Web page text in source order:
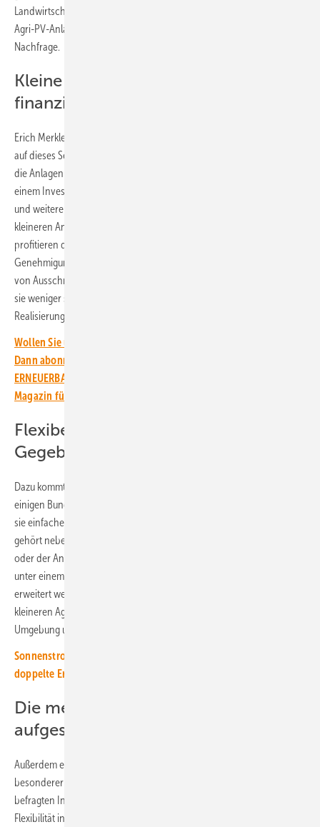
Landwirtschaft zeigten. Dabei standen besonders hofnahe, kleine
Agri-PV-Anlagen bis ein Megawatt Leistung im Mittelpunkt der
Nachfrage.
Kleine Anlagen sind für Landwirte
finanzierbar
Erich Merkle, Geschäftsführer von Gridparity führt die Konzentration
auf dieses Segment unter andere darauf zurück, dass in dieser Größe
die Anlagen von den Landwirten selbst finanziert werden können. Bei
einem Investitionsvolumen von etwa 600.000 Euro für den Generator
und weiteren 200.000 Euro für den Netzanschluss gelten die
kleineren Anlagen als vergleichsweise erschwinglich. Außerdem
profitieren diese Anlagen von vereinfachten und schnellen
Genehmigungsverfahren. Denn Anlagen unter einem Megawatt sind
von Ausschreibungspflichten ausgenommen. Zusätzlich unterliegen
sie weniger strengen Bauvorschriften. Dies ermöglicht eine schnellere
Realisierung.
Wollen Sie über die Energiewende auf dem Laufenden bleiben?
Dann abonnieren Sie einfach den kostenlosen Newsletter von
ERNEUERBARE ENERGIEN – dem größten verbandsunabhängigen
Magazin für erneuerbare Energien in Deutschland!
Flexibel auf die lokalen
Gegebenheiten reagieren
Dazu kommt noch, dass die Agri-PV-Anlagen in dieser Größe in
einigen Bundesländern besonders förderfähig sind. Zudem können
sie einfacher an die lokalen Gegebenheiten angepasst werden. Dazu
gehört neben der Grundstücksgröße auch die Topografie der Fläche
oder der Anbau spezifischer Nutzpflanzen. Dafür eignen sich Anlagen
unter einem Megawatt sehr gut. Zudem können sie schrittweise
erweitert werden. Durch die kompakte Bauweise ermöglichen die
kleineren Agri-PV-Anlagen auch eine bessere Integration in die
Umgebung und minimieren die Auswirkungen auf Ökosysteme.
Sonnenstrom von Acker und Scheune: Unser Spezial für die
doppelte Ernte in Agrarbetrieben
Die meisten Landwirte wollen
aufgeständerte Anlagen
Außerdem erfreuten sich die aufgeständerte Agri-PV-Anlagen
besonderer Beliebtheit bei den Landwirten. Über 70 Prozent der
befragten Interessenten bevorzugten diese Bauart aufgrund der
Flexibilität in Breite, Reihenabständen und Modulwahl.